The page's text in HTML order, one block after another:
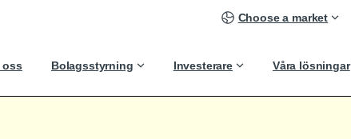
Choose a market
oss Bolagsstyrning Investerare Våra lösningar